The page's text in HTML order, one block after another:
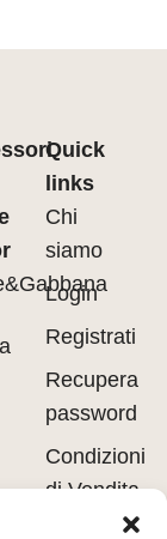
Quick
links
Chi
siamo
Login
Registrati
Recupera
password
Condizioni
di Vendita